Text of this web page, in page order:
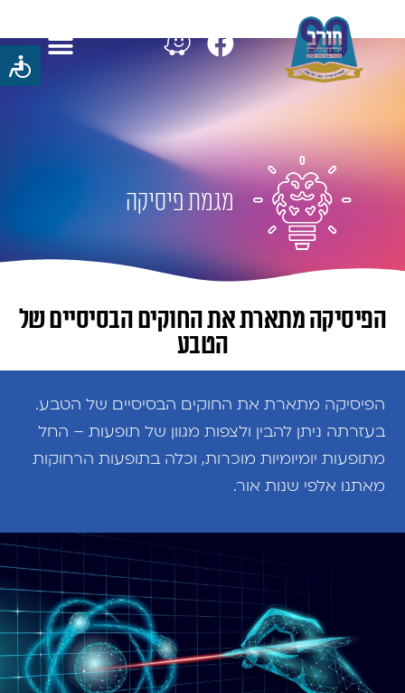
מגמת פיסיקה
הפיסיקה מתארת את החוקים הבסיסיים של
הטבע
הפיסיקה מתארת את החוקים הבסיסיים של הטבע.
בעזרתה ניתן להבין ולצפות מגוון של תופעות – החל
מתופעות יומיומיות מוכרות, וכלה בתופעות הרחוקות
מאתנו אלפי שנות אור.